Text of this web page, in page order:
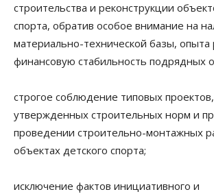
строительства и реконструкции
спорта, обратив особое внимание на
материально-технической базы, опыта
финансовую стабильность подрядных
строгое соблюдение типовых
утвержденных строительных норм и
проведении строительно-монтажных
объектах детского спорта;
исключение фактов инициативного и